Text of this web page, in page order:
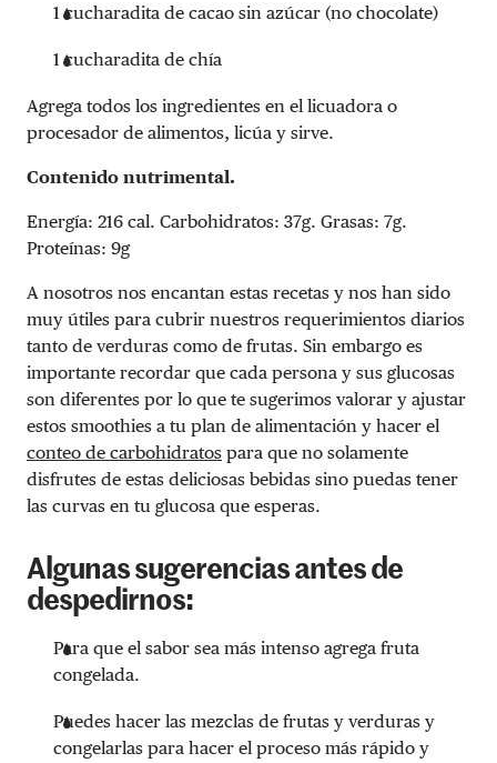
1 cucharadita de cacao sin azúcar (no chocolate)
1 cucharadita de chía
Agrega todos los ingredientes en el licuadora o
procesador de alimentos, licúa y sirve.
Contenido nutrimental.
Energía: 216 cal. Carbohidratos: 37g. Grasas: 7g.
Proteínas: 9g
A nosotros nos encantan estas recetas y nos han sido
muy útiles para cubrir nuestros requerimientos diarios
tanto de verduras como de frutas. Sin embargo es
importante recordar que cada persona y sus glucosas
son diferentes por lo que te sugerimos valorar y ajustar
estos smoothies a tu plan de alimentación y hacer el
conteo de carbohidratos para que no solamente
disfrutes de estas deliciosas bebidas sino puedas tener
las curvas en tu glucosa que esperas.
Algunas sugerencias antes de
despedirnos:
Para que el sabor sea más intenso agrega fruta
congelada.
Puedes hacer las mezclas de frutas y verduras y
congelarlas para hacer el proceso más rápido y